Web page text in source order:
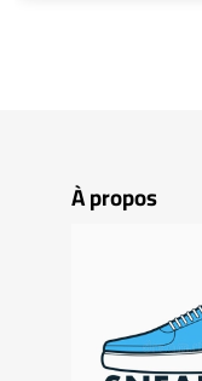
À propos